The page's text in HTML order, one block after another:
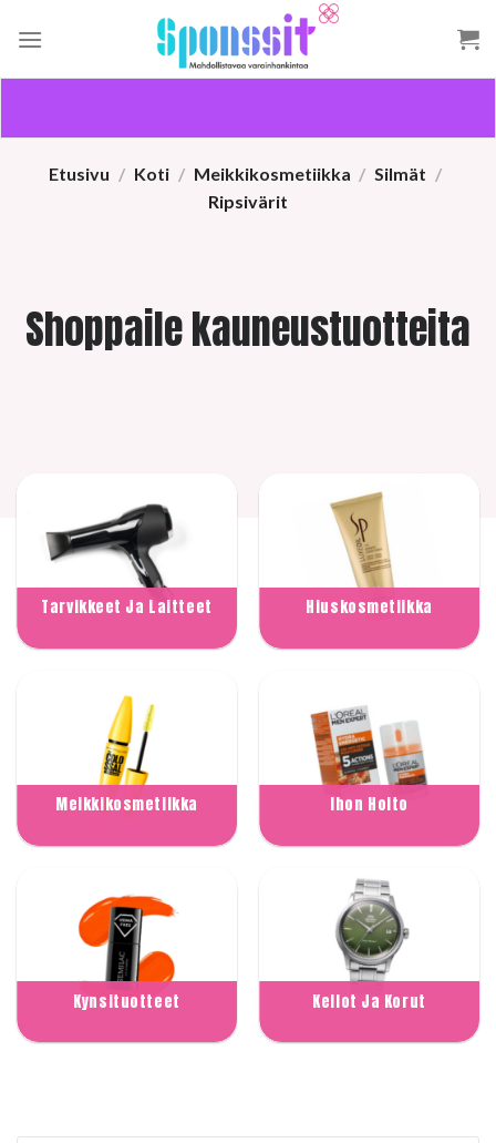
Etusivu / Koti / Meikkikosmetiikka / Silmät /
Ripsivärit
Shoppaile kauneustuotteita
Tarvikkeet Ja Laitteet Hiuskosmetiikka
Meikkikosmetiikka Ihon Hoito
Kynsituotteet Kellot Ja Korut